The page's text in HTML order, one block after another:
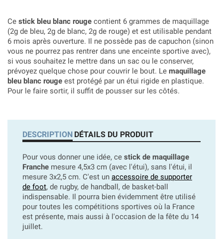
Ce stick bleu blanc rouge contient 6 grammes de maquillage
(2g de bleu, 2g de blanc, 2g de rouge) et est utilisable pendant
6 mois après ouverture. Il ne possède pas de capuchon (sinon
vous ne pourrez pas rentrer dans une enceinte sportive avec),
si vous souhaitez le mettre dans un sac ou le conserver,
prévoyez quelque chose pour couvrir le bout. Le maquillage
bleu blanc rouge est protégé par un étui rigide en plastique.
Pour le faire sortir, il suffit de pousser sur les côtés.
DESCRIPTION DÉTAILS DU PRODUIT
Pour vous donner une idée, ce stick de maquillage
Franche mesure 4,5x3 cm (avec l'étui), sans l'étui, il
mesure 3x2,5 cm. C'est un accessoire de supporter
de foot, de rugby, de handball, de basket-ball
indispensable. Il pourra bien évidemment être utilisé
pour toutes les compétitions sportives où la France
est présente, mais aussi à l'occasion de la fête du 14
juillet.